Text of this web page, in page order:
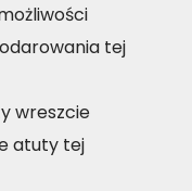
tej
wreszcie
atuty tej